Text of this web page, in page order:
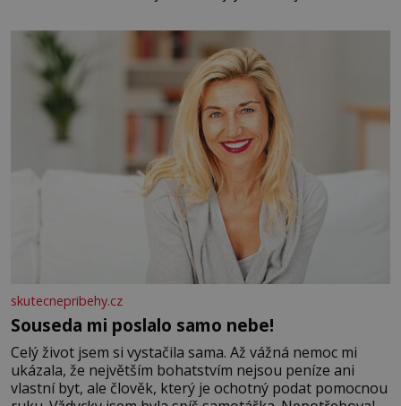
se na koloběžce a den zakončit poznáváním památek ve
Velkých Losinách nebo v termálním
skutecnepribehy.cz
Souseda mi poslalo samo nebe!
Celý život jsem si vystačila sama. Až vážná nemoc mi
ukázala, že největším bohatstvím nejsou peníze ani
vlastní byt, ale člověk, který je ochotný podat pomocnou